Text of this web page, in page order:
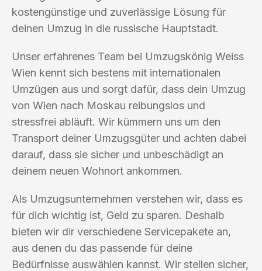
kostengünstige und zuverlässige Lösung für
deinen Umzug in die russische Hauptstadt.
Unser erfahrenes Team bei Umzugskönig Weiss
Wien kennt sich bestens mit internationalen
Umzügen aus und sorgt dafür, dass dein Umzug
von Wien nach Moskau reibungslos und
stressfrei abläuft. Wir kümmern uns um den
Transport deiner Umzugsgüter und achten dabei
darauf, dass sie sicher und unbeschädigt an
deinem neuen Wohnort ankommen.
Als Umzugsunternehmen verstehen wir, dass es
für dich wichtig ist, Geld zu sparen. Deshalb
bieten wir dir verschiedene Servicepakete an,
aus denen du das passende für deine
Bedürfnisse auswählen kannst. Wir stellen sicher,